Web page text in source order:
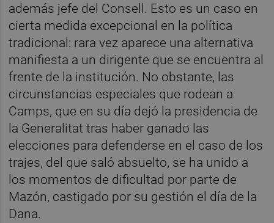
además jefe del Consell. Esto es un caso en
cierta medida excepcional en la política
tradicional: rara vez aparece una alternativa
manifiesta a un dirigente que se encuentra al
frente de la institución. No obstante, las
circunstancias especiales que rodean a
Camps, que en su día dejó la presidencia de
la Generalitat tras haber ganado las
elecciones para defenderse en el caso de los
trajes, del que saló absuelto, se ha unido a
los momentos de dificultad por parte de
Mazón, castigado por su gestión el día de la
Dana.